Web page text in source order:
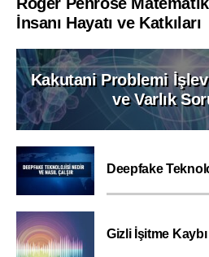
İnsanı Hayatı ve Katkıları
Kakutani Problemi
ve Varlık
Deepfake
Gizli İşitme